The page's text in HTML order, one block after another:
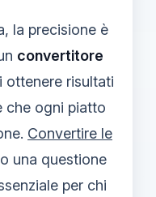
la precisione è
convertitore
ottenere risultati
che ogni piatto
Convertire le
una questione
per chi